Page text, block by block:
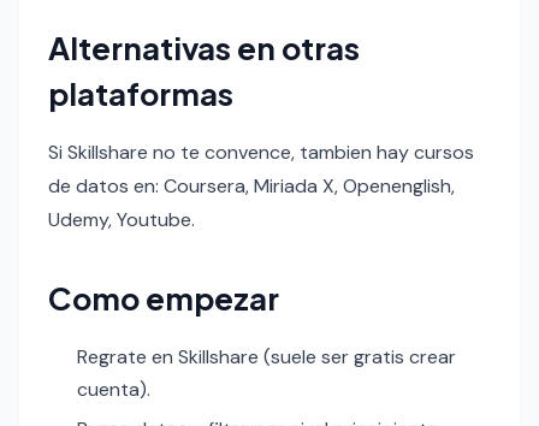
Alternativas en otras
plataformas
Si Skillshare no te convence, tambien hay cursos
de datos en: Coursera, Miriada X, Openenglish,
Udemy, Youtube.
Como empezar
Regrate en Skillshare (suele ser gratis crear
cuenta).